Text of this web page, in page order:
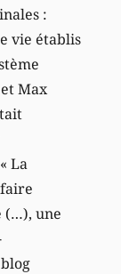
:
vie établis
Max
La
(…), une